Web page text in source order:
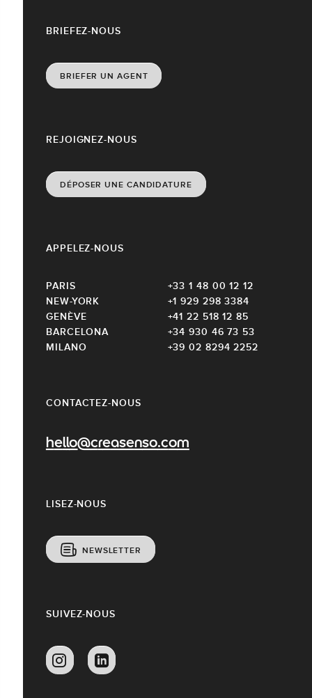
CONTACTEZ-NOUS
hello@creasenso.com
REJOIGNEZ-NOUS
DÉPOSER UNE CANDIDATURE
LISEZ-NOUS
NEWSLETTER
APPELEZ-NOUS
PARIS
+33 1 48 00 12 12
NEW-YORK
+1 929 298 3384
GENÈVE
+41 22 518 12 85
BARCELONA
+34 930 46 73 53
MILANO
+39 02 8294 2252
BRIEFEZ-NOUS
BRIEFER UN AGENT
SUIVEZ-NOUS